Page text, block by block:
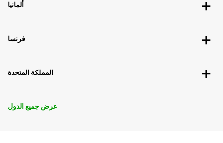
ألمانيا
فرنسا
المملكة المتحدة
عرض جميع الدول